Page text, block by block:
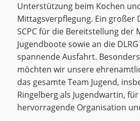
Unterstützung beim Kochen
Mittagsverpflegung. Ein großer
SCPC für die Bereitstellung der
Jugendboote sowie an die
spannende Ausfahrt.
möchten wir unsere
das gesamte Team Jugend,
Ringelberg als Jugendwartin,
hervorragende Organisation